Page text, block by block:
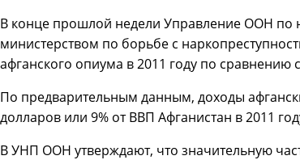
В конце прошлой недели Управление ООН по
министерством по борьбе с
афганского опиума в 2011 году по сравнению
По предварительным данным, доходы
долларов или 9% от ВВП Афганистан в 2011
В УНП ООН утверждают, что значительную